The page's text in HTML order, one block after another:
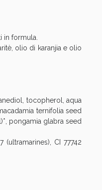
in formula.
olio di karanjia e olio
tocopherol, aqua
ternifolia seed
pongamia glabra seed
CI 77742